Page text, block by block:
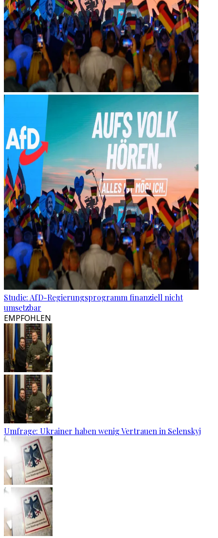
Studie: AfD-Regierungsprogramm finanziell nicht
umsetzbar
EMPFOHLEN
Umfrage: Ukrainer haben wenig Vertrauen in Selenskyj